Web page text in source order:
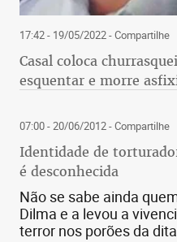
17:42 - 19/05/2022- Compartilhe
Casal coloca
esquentar e morre
07:00 - 20/06/2012- Compartilhe
Identidade de
é desconhecida
Não se sabe ainda
Dilma e a levou a
terror nos porões da